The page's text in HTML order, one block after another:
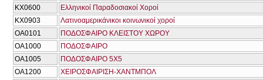
ΚΧ0600
Ελληνικοί Παραδοσιακοί Χοροί
ΚΧ0903
Λατινοαμερικάνικοι κοινωνικοί χοροί
ΟΑ0101
ΠΟΔΟΣΦΑΙΡΟ ΚΛΕΙΣΤΟΥ ΧΩΡΟΥ
ΟΑ1000
ΠΟΔΟΣΦΑΙΡΟ
ΟΑ1005
ΠΟΔΟΣΦΑΙΡΟ 5Χ5
ΟΑ1200
ΧΕΙΡΟΣΦΑΙΡΙΣΗ-ΧΑΝΤΜΠΟΛ